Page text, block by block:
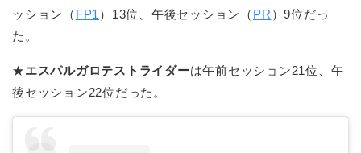
ッション（ FP1 ）13位、午後セッション（ PR ）9位だっ
た。
★エスパルガロテストライダーは午前セッション21位、午
後セッション22位だった。